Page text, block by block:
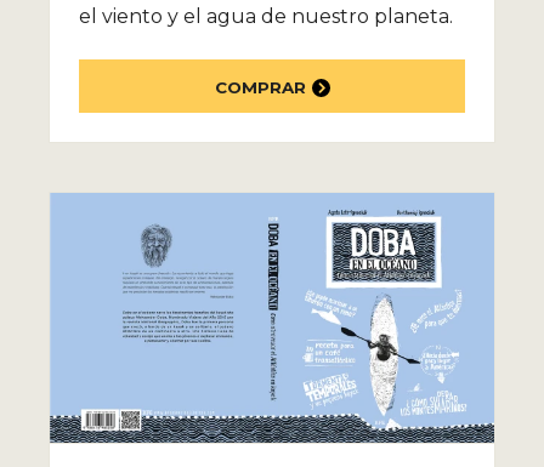
el viento y el agua de nuestro planeta.
COMPRAR